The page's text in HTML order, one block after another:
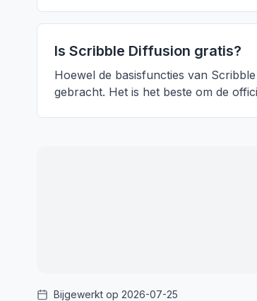
Is Scribble Diffusion gratis?
Hoewel de basisfuncties van
gebracht. Het is het beste om de
Bijgewerkt op 2026-07-25